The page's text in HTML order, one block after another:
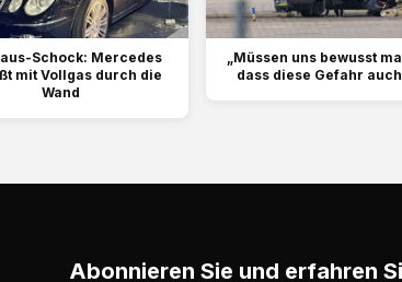
Schock: Mercedes
mit Vollgas durch die
Wand
„Müssen uns bewusst
dass diese Gefahr
Abonnieren Sie und erfahren